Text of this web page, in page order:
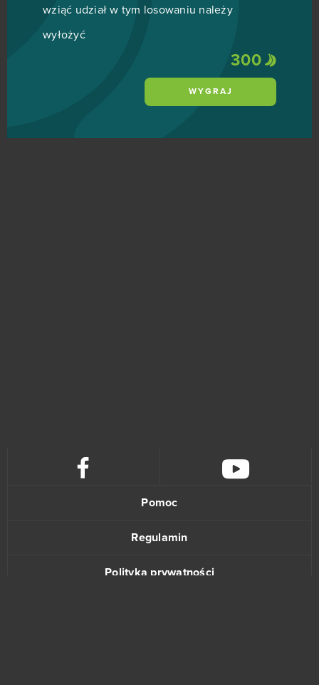
wziąć udział w tym losowaniu należy
wyłożyć
300
WYGRAJ
Pomoc
Regulamin
Polityka prywatności